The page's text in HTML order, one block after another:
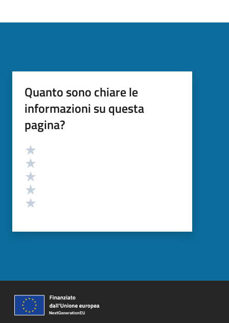
Quanto sono chiare le
informazioni su questa
pagina?
Valutazione